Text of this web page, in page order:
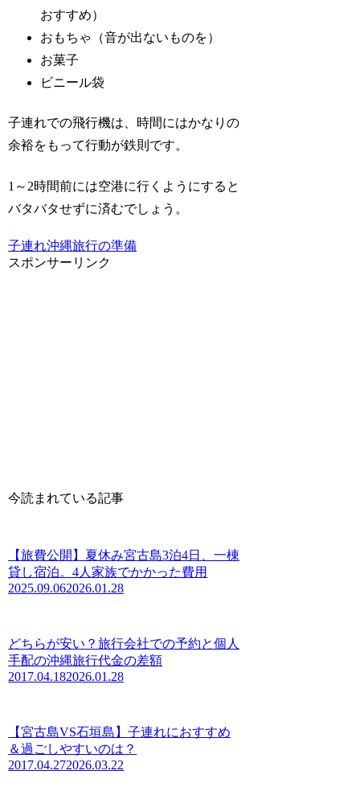
おすすめ）
おもちゃ（音が出ないものを）
お菓子
ビニール袋
子連れでの飛行機は、時間にはかなりの
余裕をもって行動が鉄則です。
1～2時間前には空港に行くようにすると
バタバタせずに済むでしょう。
子連れ沖縄旅行の準備
スポンサーリンク
今読まれている記事
【旅費公開】夏休み宮古島3泊4日、一棟
貸し宿泊。4人家族でかかった費用
2025.09.062026.01.28
どちらが安い？旅行会社での予約と個人
手配の沖縄旅行代金の差額
2017.04.182026.01.28
【宮古島VS石垣島】子連れにおすすめ
＆過ごしやすいのは？
2017.04.272026.03.22